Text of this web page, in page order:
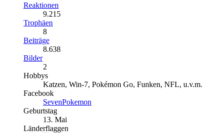
Reaktionen
9.215
Trophäen
8
Beiträge
8.638
Bilder
2
Hobbys
Katzen, Win-7, Pokémon Go, Funken, NFL, u.v.m.
Facebook
SevenPokemon
Geburtstag
13. Mai
Länderflaggen